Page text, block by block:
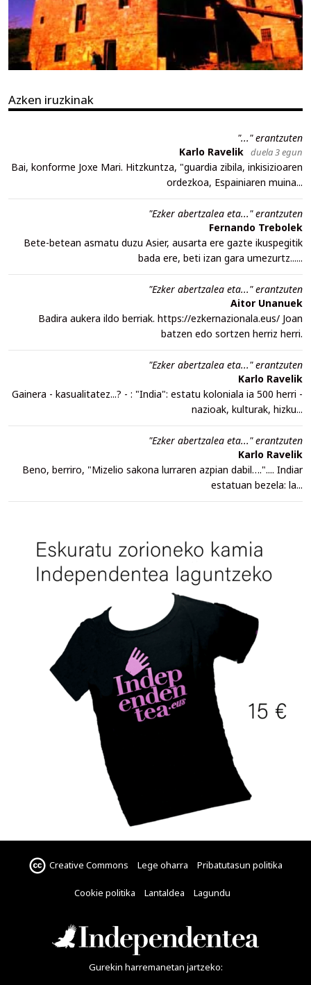
Azken iruzkinak
"..." erantzuten
Karlo Ravelik duela 3 egun
Bai, konforme Joxe Mari. Hitzkuntza, "guardia zibila, inkisizioaren
ordezkoa, Espainiaren muina...
"Ezker abertzalea eta..." erantzuten
Fernando Trebolek
Bete-betean asmatu duzu Asier, ausarta ere gazte ikuspegitik
bada ere, beti izan gara umezurtz......
"Ezker abertzalea eta..." erantzuten
Aitor Unanuek
Badira aukera ildo berriak. https://ezkernazionala.eus/ Joan
batzen edo sortzen herriz herri.
"Ezker abertzalea eta..." erantzuten
Karlo Ravelik
Gainera - kasualitatez...? - : "India": estatu koloniala ia 500 herri -
nazioak, kulturak, hizku...
"Ezker abertzalea eta..." erantzuten
Karlo Ravelik
Beno, berriro, "Mizelio sakona lurraren azpian dabil….".... Indiar
estatuan bezela: la...
Creative Commons Lege oharra Pribatutasun politika
Cookie politika Lantaldea Lagundu
Gurekin harremanetan jartzeko: